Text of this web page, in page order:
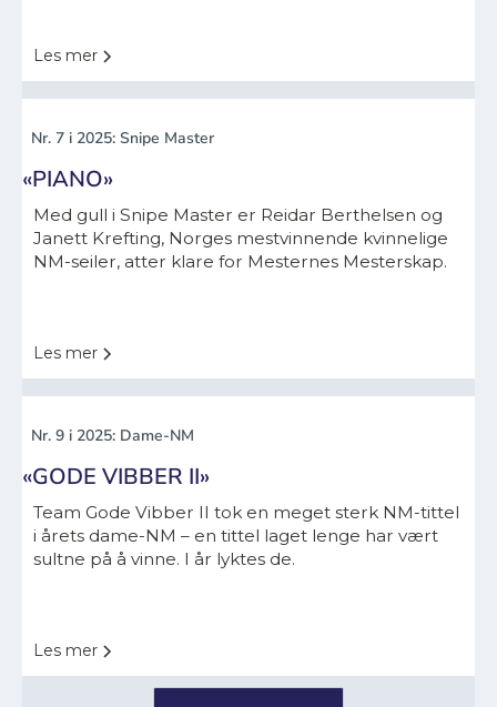
Les mer
Nr. 7 i 2025: Snipe Master
«PIANO»
Med gull i Snipe Master er Reidar Berthelsen og
Janett Krefting, Norges mestvinnende kvinnelige
NM-seiler, atter klare for Mesternes Mesterskap.
Les mer
Nr. 9 i 2025: Dame-NM
«GODE VIBBER II»
Team Gode Vibber II tok en meget sterk NM-tittel
i årets dame-NM – en tittel laget lenge har vært
sultne på å vinne. I år lyktes de.
Les mer